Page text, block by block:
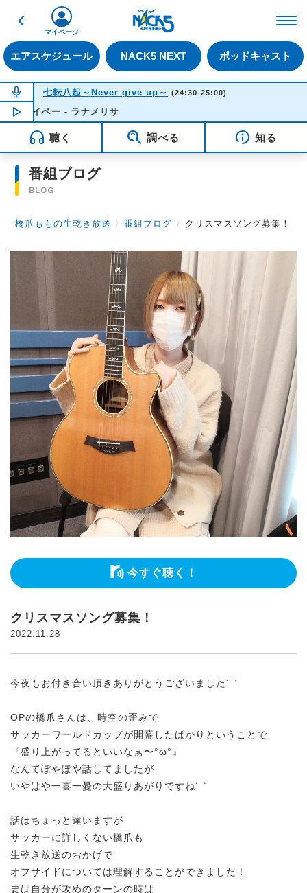
戻る
エアスケジュール NACK5 NEXT ポッドキャスト
マイページ
NOW ON AIR
七転八起～Never give up～ (24:30-25:00)
NOW PLAYING00:23
ベー - ラナメリサ
聴く 調べる 知る
番組ブログ
BLOG
橋爪ももの生乾き放送 〉番組ブログ 〉 クリスマスソング募集！
今すぐ聴く！
クリスマスソング募集！
2022.11.28
今夜もお付き合い頂きありがとうございました´ `
OPの橋爪さんは、時空の歪みで
サッカーワールドカップが開幕したばかりということで
『盛り上がってるといいなぁ〜°ω°』
なんてぽやぽや話してましたが
いやはや一喜一憂の大盛りあがりですね´ `
話はちょっと違いますが
サッカーに詳しくない橋爪も
生乾き放送のおかげで
オフサイドについては理解することができました！
要は自分が攻めのターンの時は